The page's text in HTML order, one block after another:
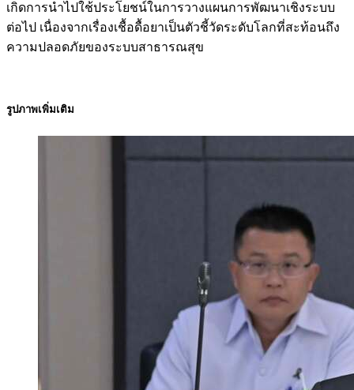
เกิดการนำไปใช้ประโยชน์ในการวางแผนการพัฒนาเชิงระบบ
ต่อไป เนื่องจากเรื่องเชื้อดื้อยาเป็นตัวชี้วัดระดับโลกที่สะท้อนถึง
ความปลอดภัยของระบบสาธารณสุข
รูปภาพเพิ่มเติม